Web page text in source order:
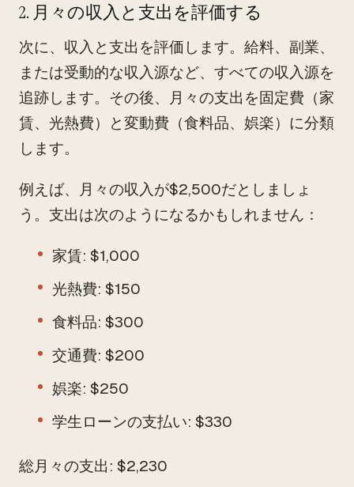
2. 月々の収入と支出を評価する
次に、収入と支出を評価します。給料、副業、
または受動的な収入源など、すべての収入源を
追跡します。その後、月々の支出を固定費（家
賃、光熱費）と変動費（食料品、娯楽）に分類
します。
例えば、月々の収入が$2,500だとしましょ
う。支出は次のようになるかもしれません：
家賃: $1,000
光熱費: $150
食料品: $300
交通費: $200
娯楽: $250
学生ローンの支払い: $330
総月々の支出: $2,230